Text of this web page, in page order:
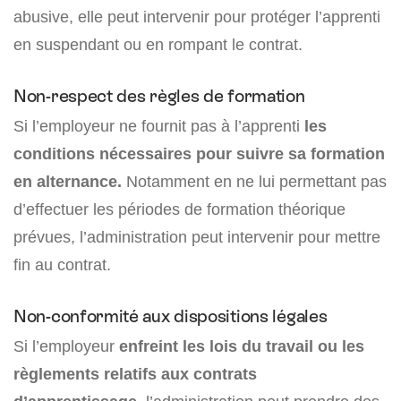
abusive, elle peut intervenir pour protéger l’apprenti
en suspendant ou en rompant le contrat.
Non-respect des règles de formation
Si l’employeur ne fournit pas à l’apprenti les
conditions nécessaires pour suivre sa formation
en alternance. Notamment en ne lui permettant pas
d’effectuer les périodes de formation théorique
prévues, l’administration peut intervenir pour mettre
fin au contrat.
Non-conformité aux dispositions légales
Si l’employeur enfreint les lois du travail ou les
règlements relatifs aux contrats